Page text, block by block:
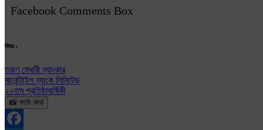
Facebook Comments Box
বিষয় :
তরুণ মেধাবী ব্যাংকার
মার্কেন্টাইল ব্যাংক লিমিটেড
২০তম প্রতিষ্ঠাবার্ষিকী
📸 ফটো কার্ড